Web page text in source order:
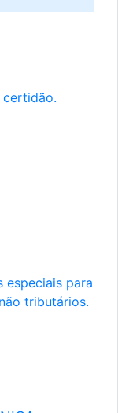
certidão.
especiais para
tributários.